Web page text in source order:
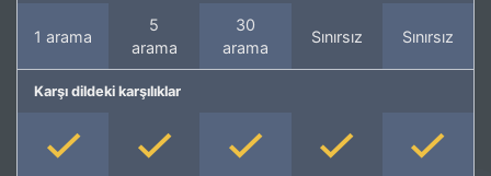
1 arama
5
arama
30
arama
Sınırsız Sınırsız
Karşı dildeki karşılıklar